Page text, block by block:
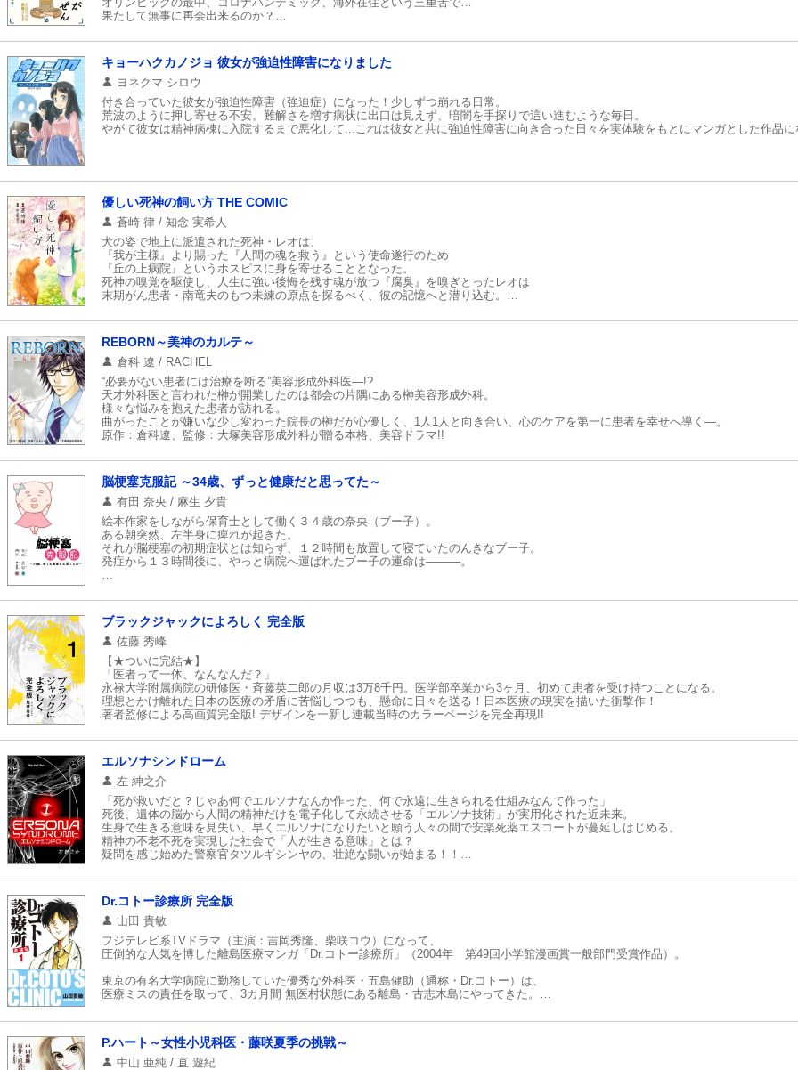
果たして無事に再会出来るのか？
症状は？再発は？予後は？
…という中年以降の大病の物語です。
キョーハクカノジョ 彼女が強迫性障害になりました
ヨネクマ シロウ
付き合っていた彼女が強迫性障害（強迫症）になった！少しずつ崩れる日常。
荒波のように押し寄せる不安。難解さを増す病状に出口は見えず、暗闇を手探りで這い進むような毎日。
やがて彼女は精神病棟に入院するまで悪化して...これは彼女と共に強迫性障害に向き合った日々を実体験をもとにマンガとした作品に
優しい死神の飼い方 THE COMIC
蒼崎 律 / 知念 実希人
犬の姿で地上に派遣された死神・レオは、
『我が主様』より賜った『人間の魂を救う』という使命遂行のため
『丘の上病院』というホスピスに身を寄せることとなった。
死神の嗅覚を駆使し、人生に強い後悔を残す魂が放つ『腐臭』を嗅ぎとったレオは
末期がん患者・南竜夫のもつ未練の原点を探るべく、彼の記憶へと潜り込む。
そして、レオが解き明かす謎は、次第に丘の上病院に危機を招いていく──。
知念実希人原作、シリーズ累計55万部長の大人気作が遂に漫画化。
優しい死神が導く、切なくも温かいハートフルミステリー第一巻。
REBORN～美神のカルテ～
倉科 遼 / RACHEL
“必要がない患者には治療を断る”美容形成外科医―!?
天才外科医と言われた榊が開業したのは都会の片隅にある榊美容形成外科。
様々な悩みを抱えた患者が訪れる。
曲がったことが嫌いな少し変わった院長の榊だが心優しく、1人1人と向き合い、心のケアを第一に患者を幸せへ導く―。
原作：倉科遼、監修：大塚美容形成外科が贈る本格、美容ドラマ!!
脳梗塞克服記 ～34歳、ずっと健康だと思ってた～
有田 奈央 / 麻生 夕貴
絵本作家をしながら保育士として働く３４歳の奈央（ブー子）。
ある朝突然、左半身に痺れが起きた。
それが脳梗塞の初期症状とは知らず、１２時間も放置して寝ていたのんきなブー子。
発症から１３時間後に、やっと病院へ運ばれたブー子の運命は―――。
そんな中での心の変化や看病する家族との本音のやりとりから「当たり前」の幸せをかみしめて精一杯生きよう。
そんなメッセージのこもった、心あたたまる作品です。
ブラックジャックによろしく 完全版
佐藤 秀峰
【★ついに完結★】
「医者って一体、なんなんだ？」
永禄大学附属病院の研修医・斉藤英二郎の月収は3万8千円。医学部卒業から3ヶ月、初めて患者を受け持つことになる。
理想とかけ離れた日本の医療の矛盾に苦悩しつつも、懸命に日々を送る！日本医療の現実を描いた衝撃作！
著者監修による高画質完全版! デザインを一新し連載当時のカラーページを完全再現!!
エルソナシンドローム
左 紳之介
「死が救いだと？じゃあ何でエルソナなんか作った、何で永遠に生きられる仕組みなんて作った」
死後、遺体の脳から人間の精神だけを電子化して永続させる「エルソナ技術」が実用化された近未来。
生身で生きる意味を見失い、早くエルソナになりたいと願う人々の間で安楽死薬エスコートが蔓延しはじめる。
精神の不老不死を実現した社会で「人が生きる意味」とは？
疑問を感じ始めた警察官タツルギシンヤの、壮絶な闘いが始まる！！
----編集部のコメント----
死の概念が超越した世界で繰り広げられる復讐劇!!
とにかく、相手の送り込む刺客たちが、かなり手ごわくて、
攻撃力もハンパない!!迫力あるバトルシーンが見られます。
人の死生観にもガッツリ触れていて、
死なない事がいいことなのか、苦しいことなのか、
読んでいて、考えさせられる1冊でした。
未完なので、続きが気になる....!!
Dr.コトー診療所 完全版
山田 貴敏
フジテレビ系TVドラマ（主演：吉岡秀隆、柴咲コウ）になって、
圧倒的な人気を博した離島医療マンガ「Dr.コトー診療所」（2004年 第49回小学館漫画賞一般部門受賞作品）。
東京の有名大学病院に勤務していた優秀な外科医・五島健助（通称・Dr.コトー）は、
医療ミスの責任を取って、3カ月間 無医村状態にある離島・古志木島にやってきた。
そんな時、村の少年が急性の虫垂炎（盲腸）にかかってしまった！
はたして、コトーはこのまま本土に輸送するのか？
それとも…。
P.ハート～女性小児科医・藤咲夏季の挑戦～
中山 亜純 / 直 遊紀